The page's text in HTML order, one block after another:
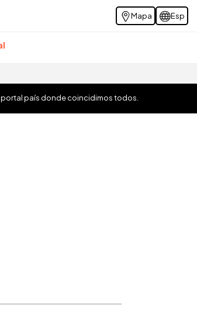
Mapa Esp
portal país donde coincidimos todos.